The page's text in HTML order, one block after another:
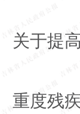
关于提
重度残